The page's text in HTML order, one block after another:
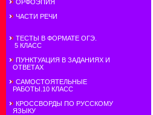
ОРФОЭПИЯ
ЧАСТИ РЕЧИ
ТЕСТЫ В ФОРМАТЕ ОГЭ.
5 КЛАСС
ПУНКТУАЦИЯ В ЗАДАНИЯХ И
ОТВЕТАХ
САМОСТОЯТЕЛЬНЫЕ
РАБОТЫ.10 КЛАСС
КРОССВОРДЫ ПО РУССКОМУ
ЯЗЫКУ